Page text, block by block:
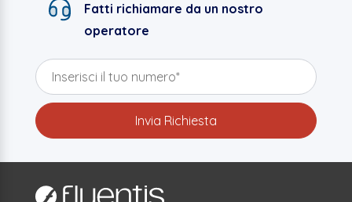
Fatti richiamare da un nostro
operatore